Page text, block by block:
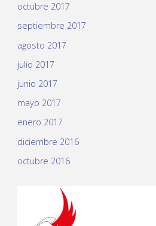
octubre 2017
septiembre 2017
agosto 2017
julio 2017
junio 2017
mayo 2017
enero 2017
diciembre 2016
octubre 2016